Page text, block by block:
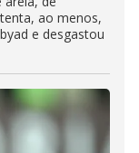
ao menos,
e desgastou